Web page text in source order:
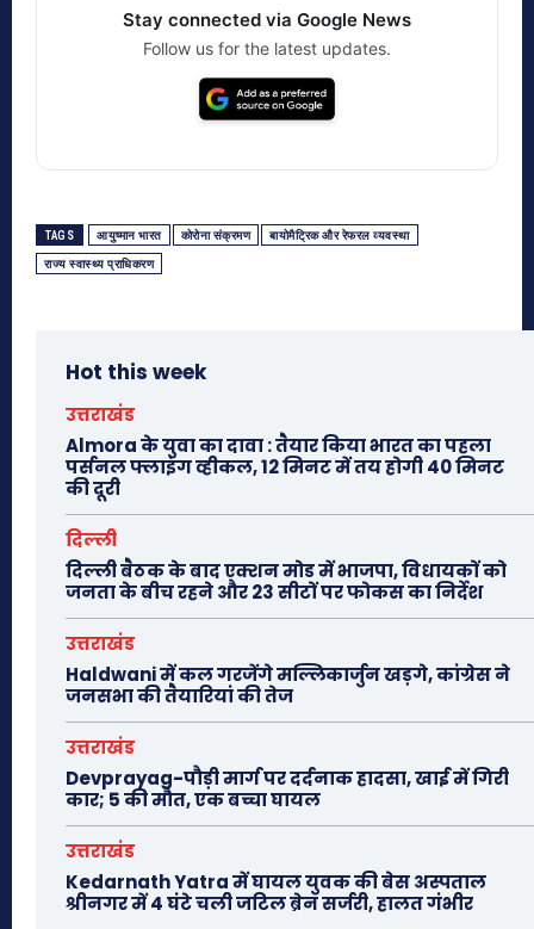
Stay connected via Google News
Follow us for the latest updates.
TAGS आयुष्मान भारत कोरोना संक्रमण बायोमैट्रिक और रेफरल व्यवस्था
राज्य स्वास्थ्य प्राधिकरण
Hot this week
उत्तराखंड
Almora के युवा का दावा : तैयार किया भारत का पहला
पर्सनल फ्लाइंग व्हीकल, 12 मिनट में तय होगी 40 मिनट
की दूरी
दिल्ली
दिल्ली बैठक के बाद एक्शन मोड में भाजपा, विधायकों को
जनता के बीच रहने और 23 सीटों पर फोकस का निर्देश
उत्तराखंड
Haldwani में कल गरजेंगे मल्लिकार्जुन खड़गे, कांग्रेस ने
जनसभा की तैयारियां की तेज
उत्तराखंड
Devprayag-पौड़ी मार्ग पर दर्दनाक हादसा, खाई में गिरी
कार; 5 की मौत, एक बच्चा घायल
उत्तराखंड
Kedarnath Yatra में घायल युवक की बेस अस्पताल
श्रीनगर में 4 घंटे चली जटिल ब्रेन सर्जरी, हालत गंभीर